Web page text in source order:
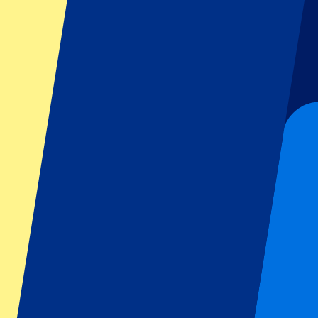
GP Italien
GP Singapur
Six Nations
Alle Sportarten
Fußball
Formel 1
MotoGP
Rugby
Tennis
Fußballligen
Champions League
Premier League
Shows & festivals